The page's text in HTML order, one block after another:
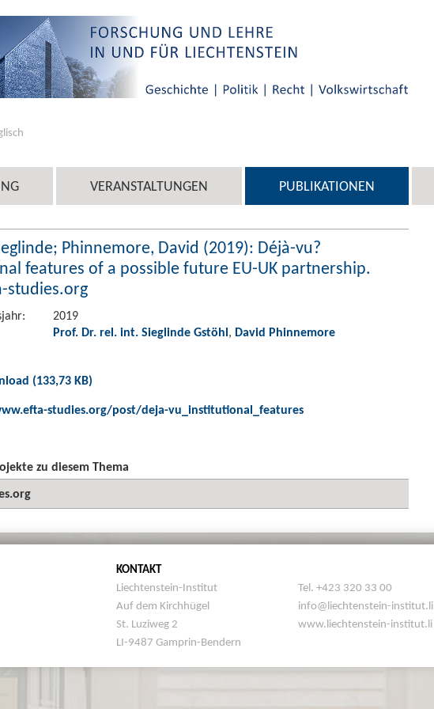
VERANSTALTUNGEN PUBLIKATIONEN
Phinnemore, David (2019): Déjà-vu?
features of a possible future EU-UK partnership.
studies.org
2019
Prof. Dr. rel. int. Sieglinde Gstöhl, David Phinnemore
(133,73 KB)
studies.org/post/deja-vu_institutional_features
zu diesem Thema
KONTAKT
Liechtenstein-Institut
Auf dem Kirchhügel
St. Luziweg 2
LI-9487 Gamprin-Bendern
Tel. +423 320 33 00
info@liechtenstein-institut.li
www.liechtenstein-institut.li